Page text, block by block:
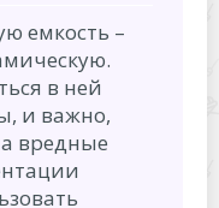
емкость –
в ней
и важно,
вредные